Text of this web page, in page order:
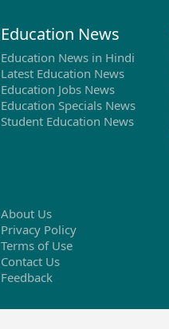
Education News
Education News in Hindi
Latest Education News
Education Jobs News
Education Specials News
Student Education News
About Us
Privacy Policy
Terms of Use
Contact Us
Feedback